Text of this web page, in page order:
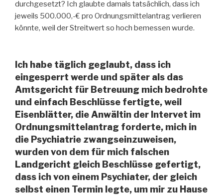
durchgesetzt? Ich glaubte damals tatsächlich, dass ich
jeweils 500.000,-€ pro Ordnungsmittelantrag verlieren
könnte, weil der Streitwert so hoch bemessen wurde.
Ich habe täglich geglaubt, dass ich
eingesperrt werde und später als das
Amtsgericht für Betreuung mich bedrohte
und einfach Beschlüsse fertigte, weil
Eisenblätter, die Anwältin der Intervet im
Ordnungsmittelantrag forderte, mich in
die Psychiatrie zwangseinzuweisen,
wurden von dem für mich falschen
Landgericht gleich Beschlüsse gefertigt,
dass ich von einem Psychiater, der gleich
selbst einen Termin legte, um mir zu Hause